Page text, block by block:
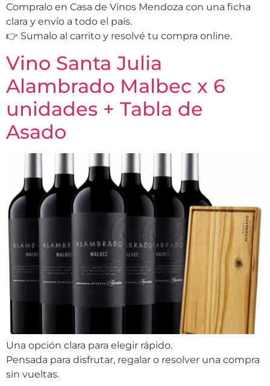
Compralo en Casa de Vinos Mendoza con una ficha
clara y envío a todo el país.
👉 Sumalo al carrito y resolvé tu compra online.
Vino Santa Julia
Alambrado Malbec x 6
unidades + Tabla de
Asado
Una opción clara para elegir rápido.
Pensada para disfrutar, regalar o resolver una compra
sin vueltas.